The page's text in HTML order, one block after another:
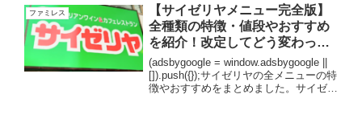
売となります。「アカモクねばとり定
食」以外にも、ジューシー...
ファミレス
【サイゼリヤメニュー完全版】
全種類の特徴・値段やおすすめ
を紹介！改定してどう変わった
の？
(adsbygoogle = window.adsbygoogle ||
[]).push({});サイゼリヤの全メニューの特
徴やおすすめをまとめました。サイゼリ